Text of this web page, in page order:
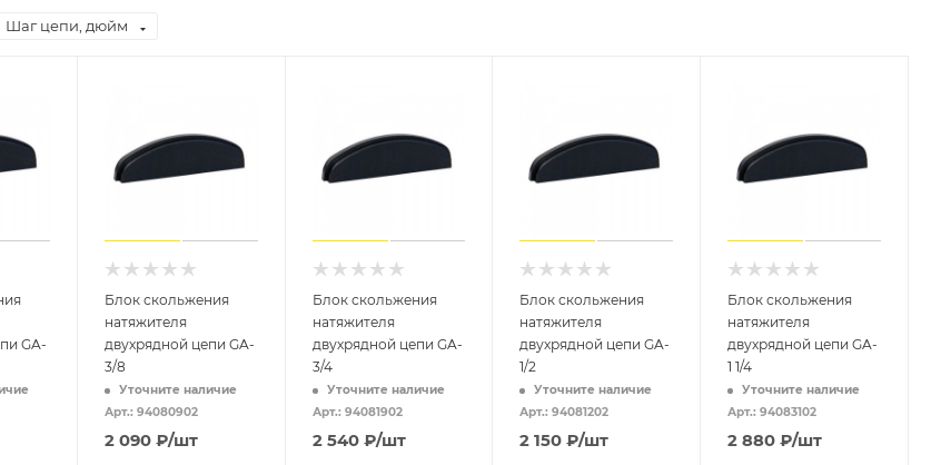
Шаг цепи, дюйм
GA-
Блок скольжения
натяжителя
двухрядной цепи GA-
3/8
Уточните наличие
Арт.: 94080902
2 090₽/шт
Блок скольжения
натяжителя
двухрядной цепи GA-
3/4
Уточните наличие
Арт.: 94081902
2 540₽/шт
Блок скольжения
натяжителя
двухрядной цепи GA-
1/2
Уточните наличие
Арт.: 94081202
2 150 ₽/шт
Блок скольжения
натяжителя
двухрядной цепи GA-
1 1/4
Уточните наличие
Арт.: 94083102
2 880 ₽/шт